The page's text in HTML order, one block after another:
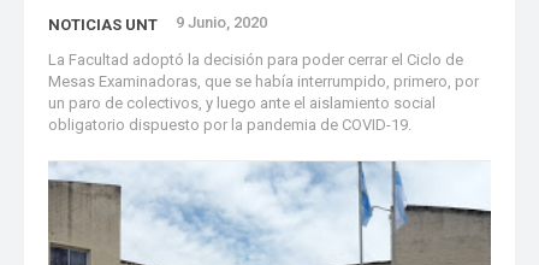
NOTICIAS UNT 9 Junio, 2020
La Facultad adoptó la decisión para poder cerrar el Ciclo de
Mesas Examinadoras, que se había interrumpido, primero, por
un paro de colectivos, y luego ante el aislamiento social
obligatorio dispuesto por la pandemia de COVID-19.